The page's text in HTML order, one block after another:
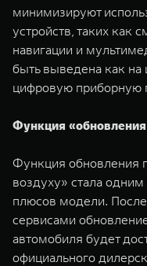
минимизируют
устройств, таких как
навигации и
быть выведена как на
цифровую приборную
Функция «обновления
Функция обновления
воздуху» стала
плюсов модели.
сервисами
автомобиля будет
официального